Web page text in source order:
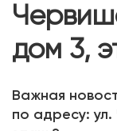
дом 3,
Важная
по адресу: